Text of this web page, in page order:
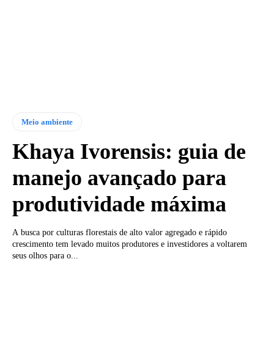
Meio ambiente
Khaya Ivorensis: guia de
manejo avançado para
produtividade máxima
A busca por culturas florestais de alto valor agregado e rápido
crescimento tem levado muitos produtores e investidores a voltarem
seus olhos para o...